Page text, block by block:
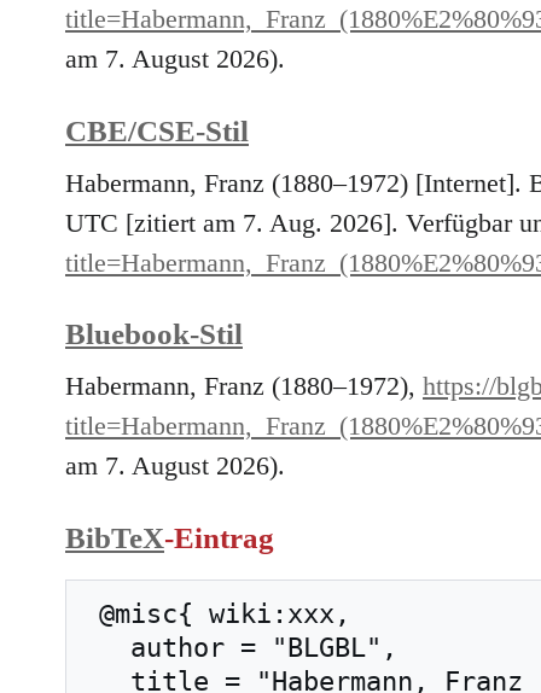
am 7. August 2026).
CBE/CSE-Stil
Habermann, Franz (1880–1972)
UTC [zitiert am 7. Aug. 2026]. Verfügbar
Bluebook-Stil
Habermann, Franz (1880–1972), https://
am 7. August 2026).
BibTeX-Eintrag